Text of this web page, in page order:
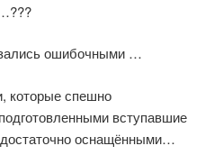
ошибочными …
которые спешно
вступавшие
оснащёнными…